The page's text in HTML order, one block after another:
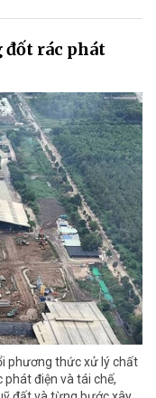
đốt rác phát
phương thức xử lý chất
điện và tái chế,